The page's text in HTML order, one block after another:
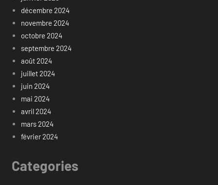
décembre 2024
novembre 2024
octobre 2024
septembre 2024
août 2024
juillet 2024
juin 2024
mai 2024
avril 2024
mars 2024
février 2024
Categories